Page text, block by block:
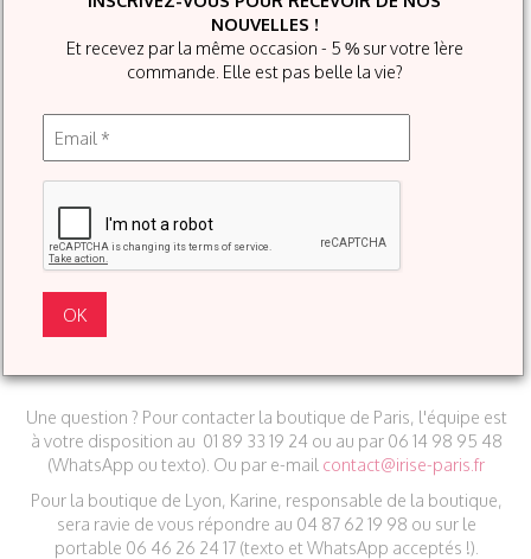
Une fois que j'ai acheté la CARTE
CADEAU, que se passe-t-il ?
Vous êtes contacté(e) dans les 24h (jour ouvré) pour savoir si
vous préférez recevoir la CARTE CADEAU par e-mail et/ou par
La CARTE CADEAU est ensuite valable 1 an. Pour prendre
rendez-vous, la personne nous appelle ou nous envoie un e-
mail. Les IRISÉ PARTY ont lieu du mercredi au samedi.
Une question ? Pour contacter la boutique de Paris, l'équipe est
à votre disposition au 01 89 33 19 24 ou au par 06 14 98 95 48
(WhatsApp ou texto). Ou par e-mail contact@irise-paris.fr
Pour la boutique de Lyon, Karine, responsable de la boutique,
sera ravie de vous répondre au 04 87 62 19 98 ou sur le
portable 06 46 26 24 17 (texto et WhatsApp acceptés !).
NOUVELLES !
Et recevez par la même occasion - 5 % sur votre 1ère
commande. Elle est pas belle la vie?